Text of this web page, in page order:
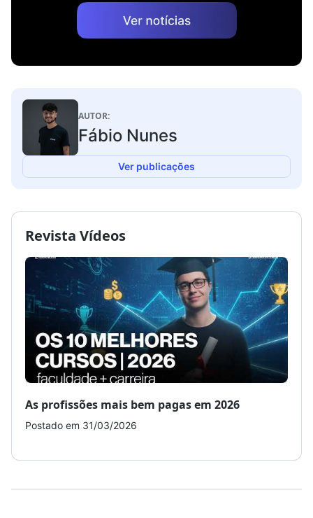
AUTOR:
Fábio Nunes
Ver publicações
Revista Vídeos
As profissões mais bem pagas em 2026
Postado em 31/03/2026